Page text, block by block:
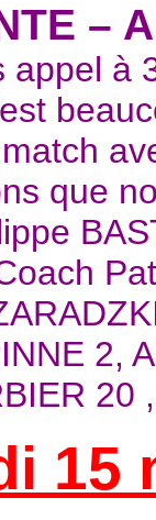
–
appel à
match
que
2,
20
15